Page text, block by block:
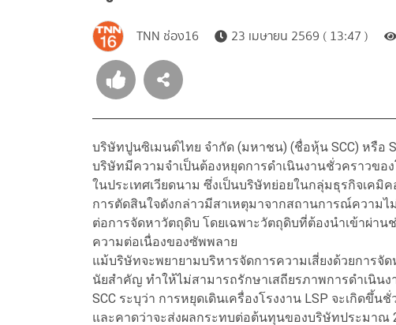
TNN ช่อง16 23 เมษายน 2569 ( 13:47 )
บริษัทปูนซิเมนต์ไทย จำกัด (มหาชน) (ชื่อหุ้น SCC) หรือ
บริษัทมีความจำเป็นต้องหยุดการดำเนินงานชั่วคราวของ
ในประเทศเวียดนาม ซึ่งเป็นบริษัทย่อยในกลุ่มธุรกิจเคมิ
การตัดสินใจดังกล่าวมีสาเหตุมาจากสถานการณ์ความ
ต่อการจัดหาวัตถุดิบ โดยเฉพาะวัตถุดิบที่ต้องนำเข้าผ่า
ความต่อเนื่องของซัพพลาย
แม้บริษัทจะพยายามบริหารจัดการความเสี่ยงด้วยการ
นัยสำคัญ ทำให้ไม่สามารถรักษาเสถียรภาพการดำเนินง
SCC ระบุว่า การหยุดเดินเครื่องโรงงาน LSP จะเกิด
และคาดว่าจะส่งผลกระทบต่อต้นทุนของบริษัทประมาณ